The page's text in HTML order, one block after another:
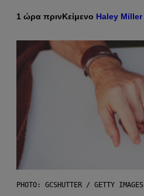
1 ώρα πρινΚείμενο Haley Miller
PHOTO: GCSHUTTER / GETTY IMAGES